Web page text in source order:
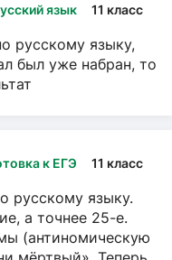
язык 11 класс
русскому языку,
был уже набран, то
к ЕГЭ 11 класс
русскому языку.
а точнее 25-е.
(антиномическую